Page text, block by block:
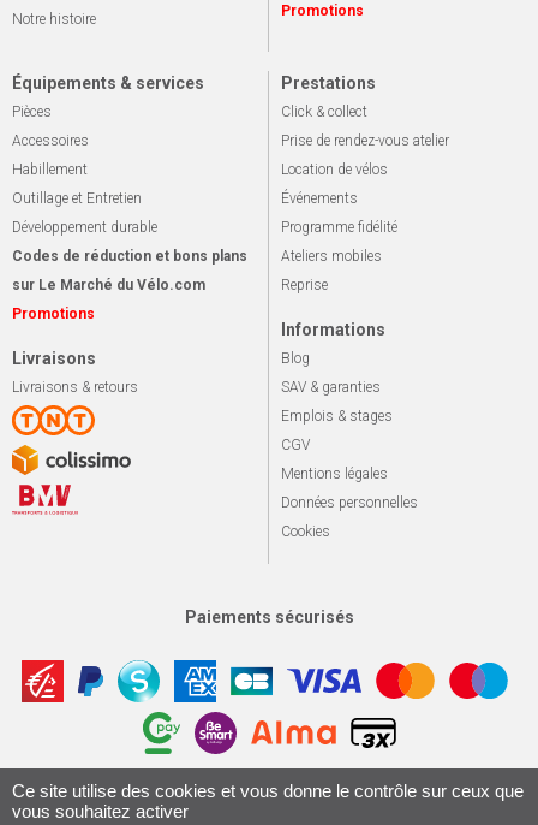
Notre histoire
Promotions
Équipements & services
Pièces
Accessoires
Habillement
Outillage et Entretien
Développement durable
Codes de réduction et bons plans
sur Le Marché du Vélo.com
Promotions
Livraisons
Livraisons & retours
Prestations
Click & collect
Prise de rendez-vous atelier
Location de vélos
Événements
Programme fidélité
Ateliers mobiles
Reprise
Informations
Blog
SAV & garanties
Emplois & stages
CGV
Mentions légales
Données personnelles
Cookies
Paiements sécurisés
© 2026 Le marché du vélo Tous droits réservés. Apotekisto,
Conception & Réalisation 161.io
Ce site utilise des cookies et vous donne le contrôle sur ceux que
vous souhaitez activer